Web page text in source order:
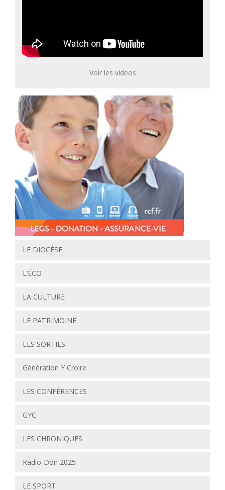
Voir les videos
LE DIOCÈSE
L’ÉCO
LA CULTURE
LE PATRIMOINE
LES SORTIES
Génération Y Croire
LES CONFÉRENCES
GYC
LES CHRONIQUES
Radio-Don 2025
LE SPORT